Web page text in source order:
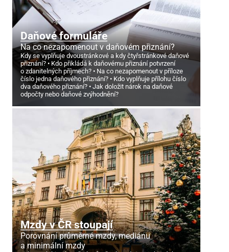
Daňové formuláře
Na co nezapomenout v daňovém přiznání?
Kdy se vyplňuje dvoustránkové a kdy čtyřstránkové daňové
přiznání?
Kdo přikládá k daňovému přiznání potvrzení
o zdanitelných příjmech?
Na co nezapomenout v příloze
číslo jedna daňového přiznání?
Kdo vyplňuje přílohu číslo
dva daňového přiznání?
Jak doložit nárok na daňové
odpočty nebo daňové zvýhodnění?
Mzdy v ČR stoupají
Porovnání průměrné mzdy, mediánu
a minimální mzdy